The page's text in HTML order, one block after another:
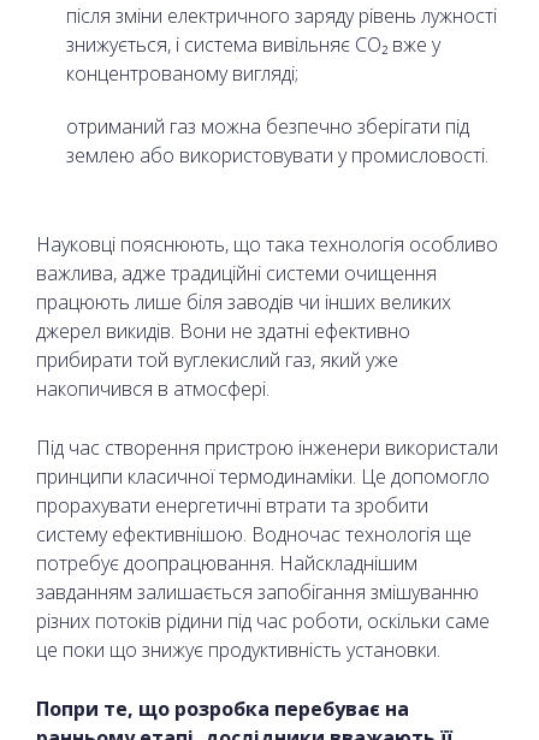
після зміни електричного заряду рівень лужності
знижується, і система вивільняє CO₂ вже у
концентрованому вигляді;
отриманий газ можна безпечно зберігати під
землею або використовувати у промисловості.
Науковці пояснюють, що така технологія особливо
важлива, адже традиційні системи очищення
працюють лише біля заводів чи інших великих
джерел викидів. Вони не здатні ефективно
прибирати той вуглекислий газ, який уже
накопичився в атмосфері.
Під час створення пристрою інженери використали
принципи класичної термодинаміки. Це допомогло
прорахувати енергетичні втрати та зробити
систему ефективнішою. Водночас технологія ще
потребує доопрацювання. Найскладнішим
завданням залишається запобігання змішуванню
різних потоків рідини під час роботи, оскільки саме
це поки що знижує продуктивність установки.
Попри те, що розробка перебуває на